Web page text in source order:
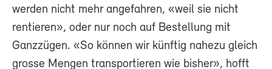
werden nicht mehr angefahren, «weil sie nicht
rentieren», oder nur noch auf Bestellung mit
Ganzzügen. «So können wir künftig nahezu gleich
grosse Mengen transportieren wie bisher», hofft